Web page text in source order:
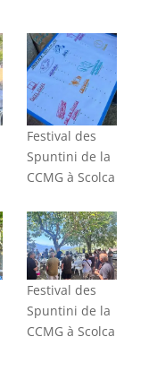
Festival des
Spuntini de la
CCMG à Scolca
Festival des
Spuntini de la
CCMG à Scolca